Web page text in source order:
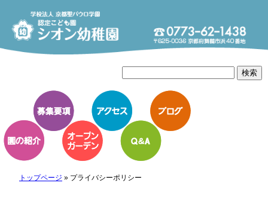
トップページ » プライバシーポリシー